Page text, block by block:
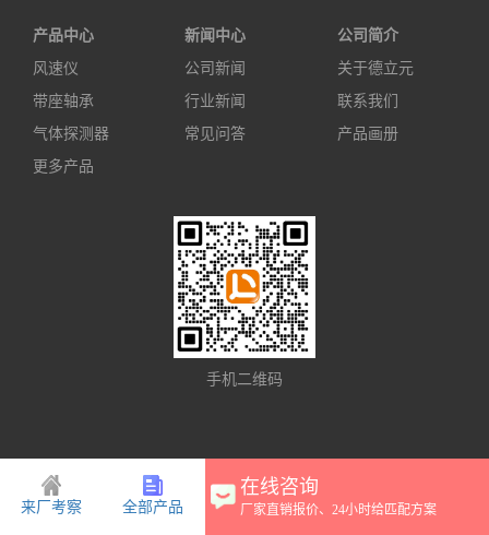
来厂考察 全部产品
在线咨询
厂家直销报价、24小时给匹配方案
产品中心
风速仪
带座轴承
气体探测器
更多产品
新闻中心
公司新闻
行业新闻
常见问答
公司简介
关于德立元
联系我们
产品画册
手机二维码